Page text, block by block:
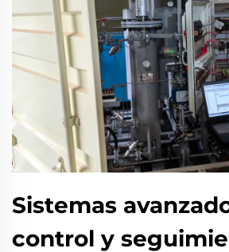
Sistemas
control y